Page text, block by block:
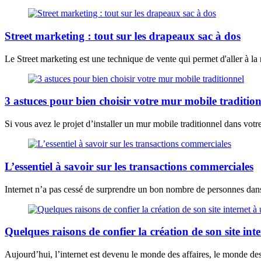
Street marketing : tout sur les drapeaux sac à dos
Le Street marketing est une technique de vente qui permet d'aller à la
3 astuces pour bien choisir votre mur mobile
Si vous avez le projet d’installer un mur mobile traditionnel dans
L’essentiel à savoir sur les transactions commerciales
Internet n’a pas cessé de surprendre un bon nombre de personnes
Quelques raisons de confier la création de son site
Aujourd’hui, l’internet est devenu le monde des affaires, le monde